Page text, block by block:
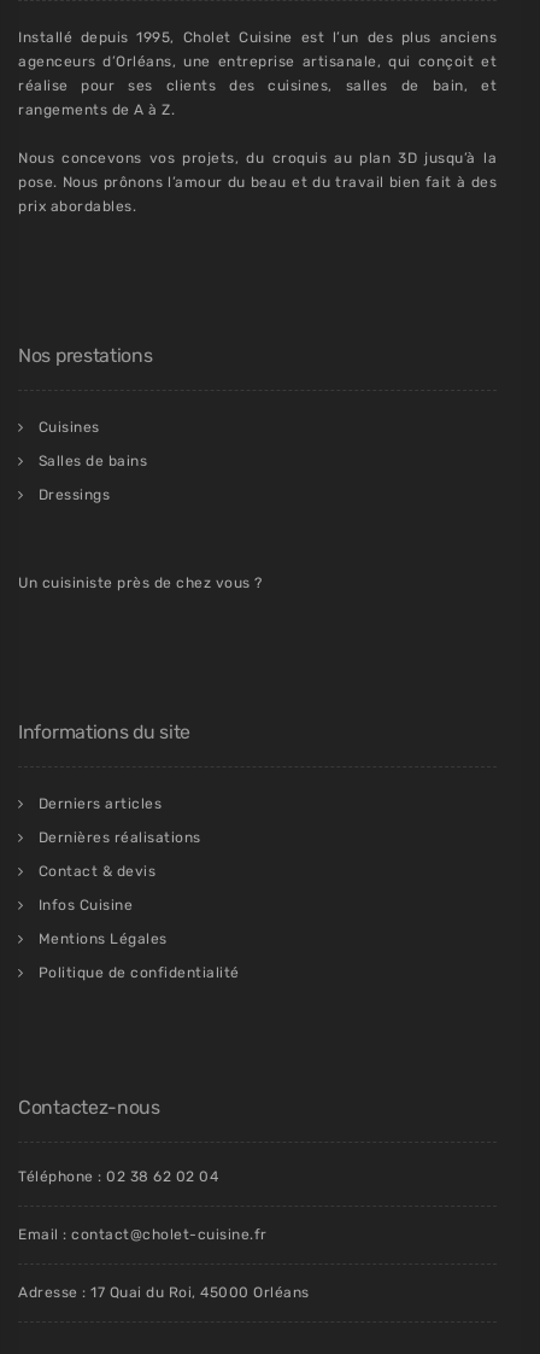
Installé depuis 1995, Cholet Cuisine est l’un des plus anciens
agenceurs d’Orléans, une entreprise artisanale, qui conçoit et
réalise pour ses clients des cuisines, salles de bain, et
rangements de A à Z.
Nous concevons vos projets, du croquis au plan 3D jusqu’à la
pose. Nous prônons l’amour du beau et du travail bien fait à des
prix abordables.
Nos prestations
Cuisines
Salles de bains
Dressings
Un cuisiniste près de chez vous ?
Informations du site
Derniers articles
Dernières réalisations
Contact & devis
Infos Cuisine
Mentions Légales
Politique de confidentialité
Contactez-nous
Téléphone : 02 38 62 02 04
Email : contact@cholet-cuisine.fr
Adresse : 17 Quai du Roi, 45000 Orléans